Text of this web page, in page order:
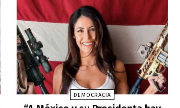
DEMOCRACIA